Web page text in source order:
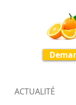
ACTUALITÉ